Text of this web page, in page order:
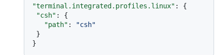
"terminal.integrated.profiles.linux" :
{
"csh" :
{
"path" :
"csh"
}
}